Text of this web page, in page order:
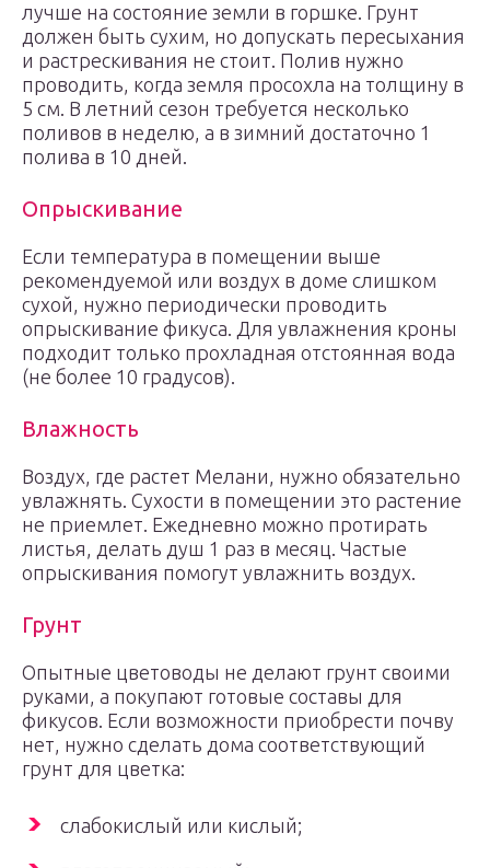
лучше на состояние земли в горшке. Грунт
должен быть сухим, но допускать пересыхания
и растрескивания не стоит. Полив нужно
проводить, когда земля просохла на толщину в
5 см. В летний сезон требуется несколько
поливов в неделю, а в зимний достаточно 1
полива в 10 дней.
Опрыскивание
Если температура в помещении выше
рекомендуемой или воздух в доме слишком
сухой, нужно периодически проводить
опрыскивание фикуса. Для увлажнения кроны
подходит только прохладная отстоянная вода
(не более 10 градусов).
Влажность
Воздух, где растет Мелани, нужно обязательно
увлажнять. Сухости в помещении это растение
не приемлет. Ежедневно можно протирать
листья, делать душ 1 раз в месяц. Частые
опрыскивания помогут увлажнить воздух.
Грунт
Опытные цветоводы не делают грунт своими
руками, а покупают готовые составы для
фикусов. Если возможности приобрести почву
нет, нужно сделать дома соответствующий
грунт для цветка:
слабокислый или кислый;